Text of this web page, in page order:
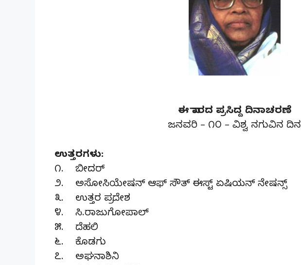
ಈ ವಾರದ ಪ್ರಸಿದ್ದ ದಿನಾಚರಣೆ
ಜನವರಿ – ೧೦ – ವಿಶ್ವ ನಗುವಿನ ದಿನ
ಉತ್ತರಗಳು:
೧. ಬೀದರ್
೨. ಅಸೋಸಿಯೇಷನ್ ಆಫ್ ಸೌತ್ ಈಸ್ಟ್ ಏಷಿಯನ್ ನೇಷನ್ಸ್
೩. ಉತ್ತರ ಪ್ರದೇಶ
೪. ಸಿ.ರಾಜುಗೋಪಾಲ್
೫. ದೆಹಲಿ
೬. ಕೊಡಗು
೭. ಅಘನಾಶಿನಿ